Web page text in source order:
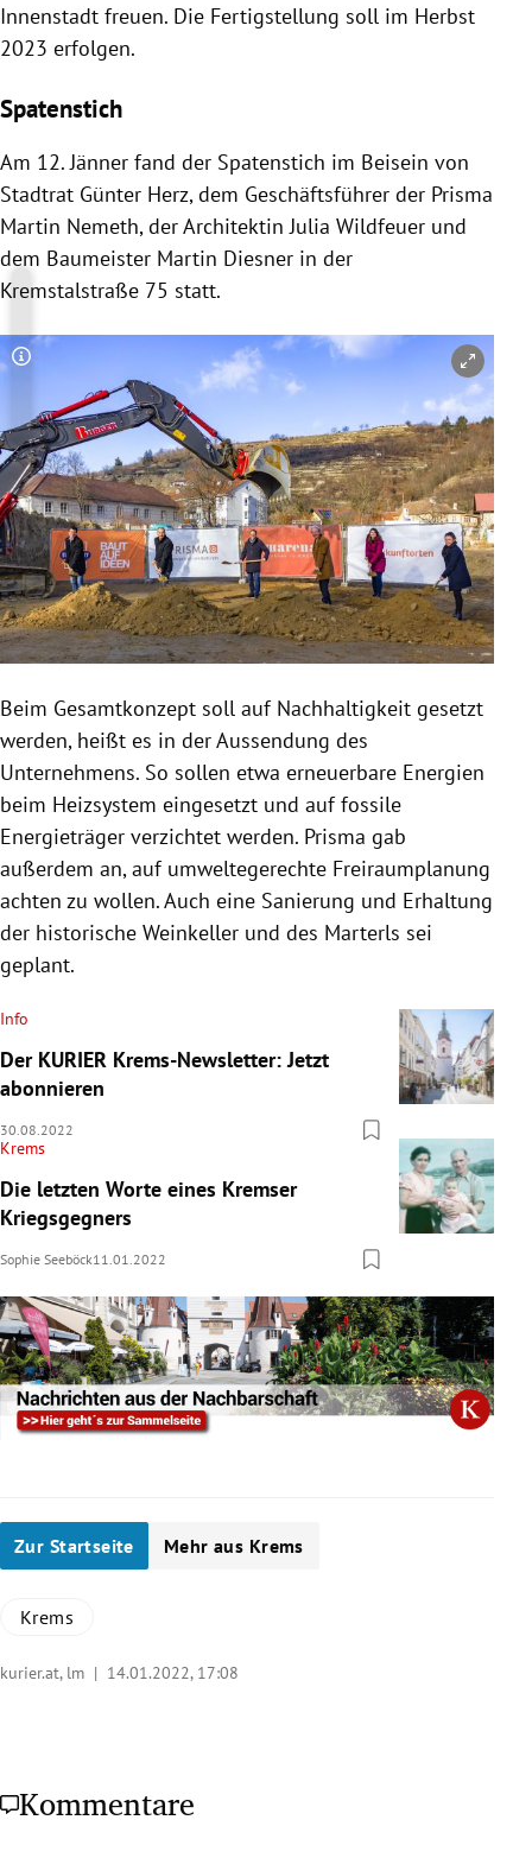
Innenstadt freuen. Die Fertigstellung soll im Herbst
2023 erfolgen.
Spatenstich
Am 12. Jänner fand der Spatenstich im Beisein von
Stadtrat Günter Herz, dem Geschäftsführer der Prisma
Martin Nemeth, der Architektin Julia Wildfeuer und
dem Baumeister Martin Diesner in der
Kremstalstraße 75 statt.
Copyright-Hinweis öffnen/schließen
Beim Gesamtkonzept soll auf Nachhaltigkeit gesetzt
werden, heißt es in der Aussendung des
Unternehmens. So sollen etwa erneuerbare Energien
beim Heizsystem eingesetzt und auf fossile
Energieträger verzichtet werden. Prisma gab
außerdem an, auf umweltegerechte Freiraumplanung
achten zu wollen. Auch eine Sanierung und Erhaltung
der historische Weinkeller und des Marterls sei
geplant.
Info
Der KURIER Krems-Newsletter: Jetzt
abonnieren
30.08.2022
Krems
Die letzten Worte eines Kremser
Kriegsgegners
Sophie Seeböck11.01.2022
Zur Startseite Mehr aus Krems
Krems
kurier.at, lm | 14.01.2022, 17:08
Kommentare